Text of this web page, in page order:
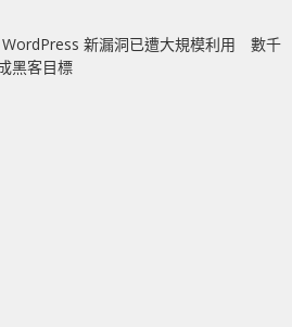
WordPress 新漏洞已遭大規模利用 數千
黑客目標